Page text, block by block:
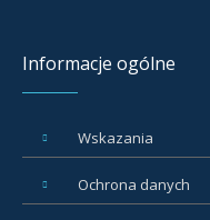
Informacje ogólne
Wskazania
Ochrona danych